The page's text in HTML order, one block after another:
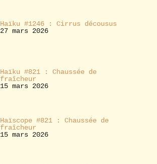
Haïku #1246 : Cirrus décousus
27 mars 2026
Haïku #821 : Chaussée de
fraîcheur
15 mars 2026
Haïscope #821 : Chaussée de
fraîcheur
15 mars 2026